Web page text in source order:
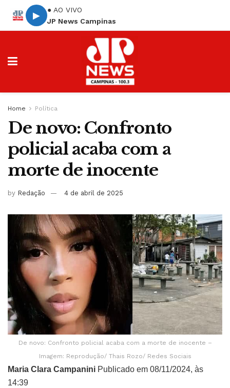
▶
● AO VIVO
JP News Campinas
Home Política
De novo: Confronto
policial acaba com a
morte de inocente
by Redação 4 de abril de 2025
De novo: Confronto policial acaba com a morte de inocente –
Imagem: Reprodução/ Thais Rozo/ Redes Sociais
Maria Clara Campanini Publicado em 08/11/2024, às
14:39